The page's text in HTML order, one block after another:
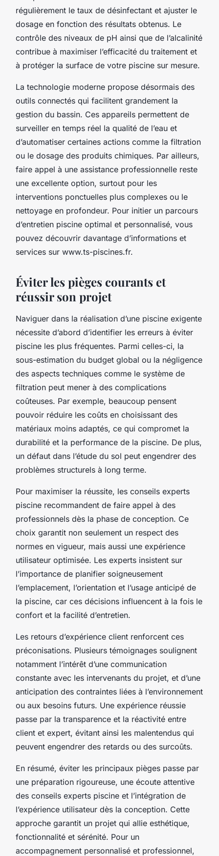
régulièrement le taux de désinfectant et ajuster le
dosage en fonction des résultats obtenus. Le
contrôle des niveaux de pH ainsi que de l’alcalinité
contribue à maximiser l’efficacité du traitement et
à protéger la surface de votre piscine sur mesure.
La technologie moderne propose désormais des
outils connectés qui facilitent grandement la
gestion du bassin. Ces appareils permettent de
surveiller en temps réel la qualité de l’eau et
d’automatiser certaines actions comme la filtration
ou le dosage des produits chimiques. Par ailleurs,
faire appel à une assistance professionnelle reste
une excellente option, surtout pour les
interventions ponctuelles plus complexes ou le
nettoyage en profondeur. Pour initier un parcours
d’entretien piscine optimal et personnalisé, vous
pouvez découvrir davantage d’informations et
services sur www.ts-piscines.fr.
Éviter les pièges courants et
réussir son projet
Naviguer dans la réalisation d’une piscine exigente
nécessite d’abord d’identifier les erreurs à éviter
piscine les plus fréquentes. Parmi celles-ci, la
sous-estimation du budget global ou la négligence
des aspects techniques comme le système de
filtration peut mener à des complications
coûteuses. Par exemple, beaucoup pensent
pouvoir réduire les coûts en choisissant des
matériaux moins adaptés, ce qui compromet la
durabilité et la performance de la piscine. De plus,
un défaut dans l’étude du sol peut engendrer des
problèmes structurels à long terme.
Pour maximiser la réussite, les conseils experts
piscine recommandent de faire appel à des
professionnels dès la phase de conception. Ce
choix garantit non seulement un respect des
normes en vigueur, mais aussi une expérience
utilisateur optimisée. Les experts insistent sur
l’importance de planifier soigneusement
l’emplacement, l’orientation et l’usage anticipé de
la piscine, car ces décisions influencent à la fois le
confort et la facilité d’entretien.
Les retours d’expérience client renforcent ces
préconisations. Plusieurs témoignages soulignent
notamment l’intérêt d’une communication
constante avec les intervenants du projet, et d’une
anticipation des contraintes liées à l’environnement
ou aux besoins futurs. Une expérience réussie
passe par la transparence et la réactivité entre
client et expert, évitant ainsi les malentendus qui
peuvent engendrer des retards ou des surcoûts.
En résumé, éviter les principaux pièges passe par
une préparation rigoureuse, une écoute attentive
des conseils experts piscine et l’intégration de
l’expérience utilisateur dès la conception. Cette
approche garantit un projet qui allie esthétique,
fonctionnalité et sérénité. Pour un
accompagnement personnalisé et professionnel,